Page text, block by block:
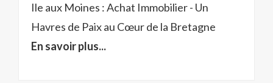
Ile aux Moines : Achat Immobilier - Un
Havres de Paix au Cœur de la Bretagne
En savoir plus...